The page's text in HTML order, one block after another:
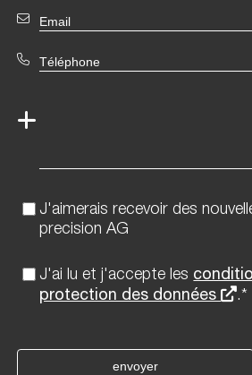
J'aimerais recevoir des
precision AG
J'ai lu et j'accepte les
protection des données
.*
envoyer